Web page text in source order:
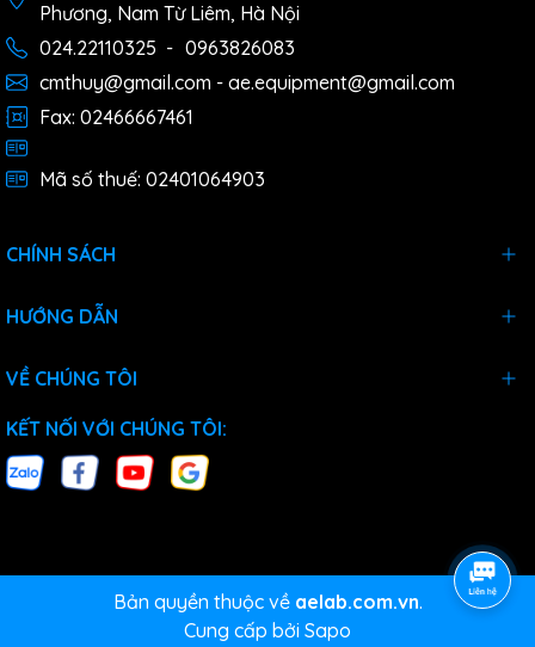
Phương, Nam Từ Liêm, Hà Nội
024.22110325 - 0963826083
cmthuy@gmail.com - ae.equipment@gmail.com
Fax: 02466667461
Mã số thuế: 02401064903
CHÍNH SÁCH
HƯỚNG DẪN
VỀ CHÚNG TÔI
KẾT NỐI VỚI CHÚNG TÔI:
Bản quyền thuộc về aelab.com.vn.
Cung cấp bởi Sapo